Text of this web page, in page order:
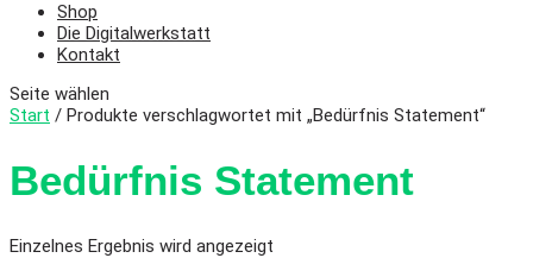
Shop
Die Digitalwerkstatt
Kontakt
Seite wählen
Start / Produkte verschlagwortet mit „Bedürfnis Statement“
Bedürfnis Statement
Einzelnes Ergebnis wird angezeigt